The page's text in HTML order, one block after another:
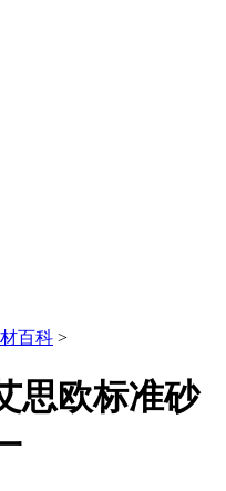
百科 >
思欧标准砂